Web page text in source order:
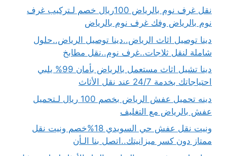
نقل غرف نوم بالرياض 100ريال خصم لـتركيب غرف
نوم بالرياض وفك غرف نوم بالرياض
دينا توصيل اثاث الرياض..دينا توصيل الرياض..حلول
شاملة لنقل ثلاجات..غرف نوم..نقل مطابخ
دينا تشيل اثاث مستعمل بالرياض بأمان 99% يلبي
احتياجاتك بخدمة 24/7 عند نقل الأثاث
دينه تحميل عفش الرياض بخصم 100 ريال لـتحميل
عفش بالرياض مع التغليف
ونيت نقل عفش حي السويدي 18%خصم ونيت نقل
ممتاز دون كسر ميزانيتك..اتصل بنا الـأن